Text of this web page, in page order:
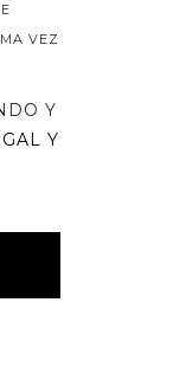
VEZ
Y
Y